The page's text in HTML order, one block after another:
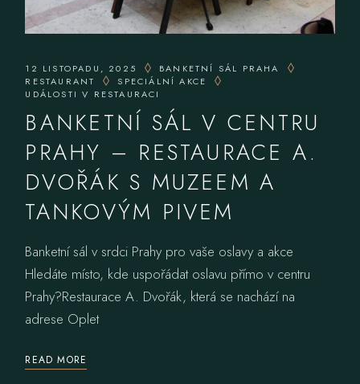
12 LISTOPADU, 2025
BANKETNÍ SÁL PRAHA
RESTAURANT
SPECIÁLNÍ AKCE
UDÁLOSTI V RESTAURACI
BANKETNÍ SÁL V CENTRU
PRAHY – RESTAURACE A.
DVOŘÁK S MUZEEM A
TANKOVÝM PIVEM
Banketní sál v srdci Prahy pro vaše oslavy a akce
Hledáte místo, kde uspořádat oslavu přímo v centru
Prahy?Restaurace A. Dvořák, která se nachází na
adrese Oplet
READ MORE